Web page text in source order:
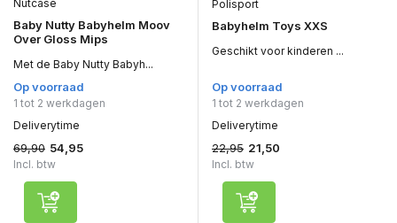
Nutcase
Baby Nutty Babyhelm Moov
Over Gloss Mips
Met de Baby Nutty Babyh...
Op voorraad
1 tot 2 werkdagen
Deliverytime
69,90 54,95
Incl. btw
Polisport
Babyhelm Toys XXS
Geschikt voor kinderen ...
Op voorraad
1 tot 2 werkdagen
Deliverytime
22,95 21,50
Incl. btw